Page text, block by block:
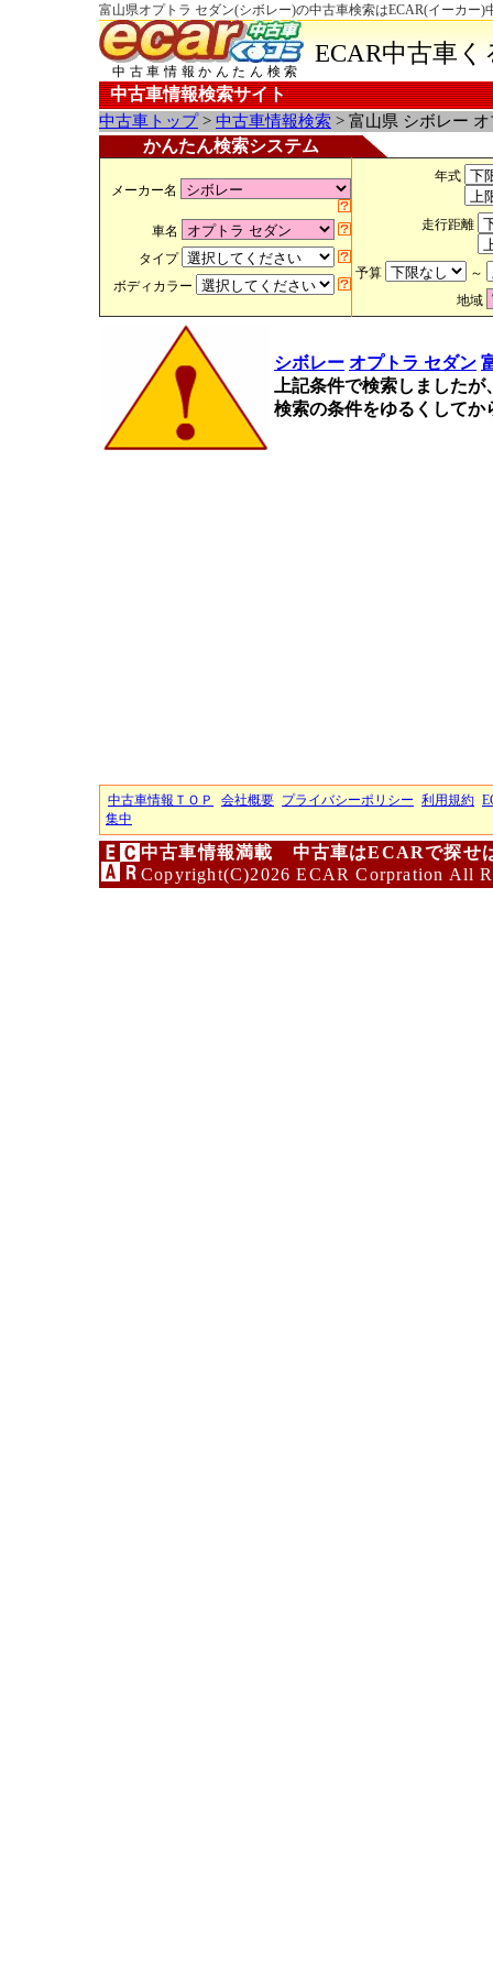
富山県オプトラ セダン(シボレー)の中古車検索はECAR(イーカー)
中古車情報かんたん検索
ECAR中古車
中古車情報検索サイト
中古車トップ> 中古車情報検索 > 富山県 シボレー
かんたん検索システム
メーカー名
車名
タイプ
ボディカラー
年式
走行距離
予算
～
地域
シボレー オプトラ セダン
上記条件で検索しました
検索の条件をゆるくして
中古車情報ＴＯＰ 会社概要 プライバシーポリシー 利用規約
集中
中古車情報満載 中古車はECARで探せ
Copyright(C)2026 ECAR Corpration All